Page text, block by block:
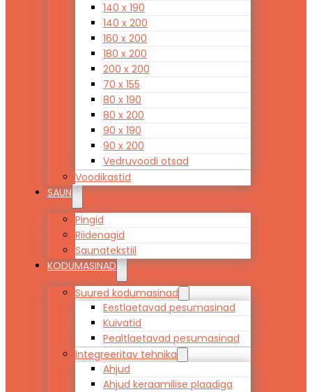
140 x 190
140 x 200
160 x 200
180 x 200
200 x 200
70 x 155
80 x 190
80 x 200
90 x 190
90 x 200
Vedruvoodi otsad
Voodikastid
SAUN
Pingid
Riidenagid
Saunatekstiil
KODUMASINAD
Suured kodumasinad
Eestlaetavad pesumasinad
Kuivatid
Pealtlaetavad pesumasinad
Integreeritav tehnika
Ahjud
Ahjud keraamilise plaadiga